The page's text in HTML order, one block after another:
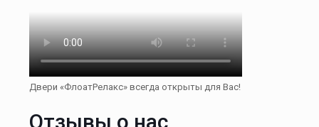
Двери «ФлоатРелакс» всегда открыты для Вас!
Отзывы о нас